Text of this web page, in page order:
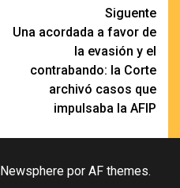
Siguente
Una acordada a favor de
la evasión y el
contrabando: la Corte
archivó casos que
impulsaba la AFIP
Newsphere por AF themes.